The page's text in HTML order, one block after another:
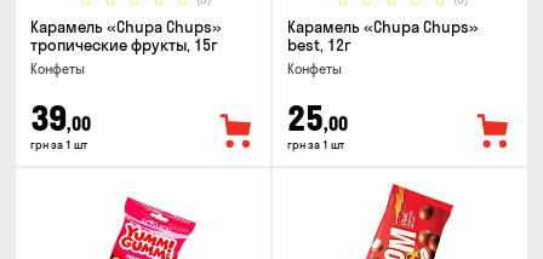
Карамель «Chupa Chups»
тропические фрукты, 15г
Конфеты
39,00
грн за 1 шт
Карамель «Chupa Chups»
best, 12г
Конфеты
25,00
грн за 1 шт